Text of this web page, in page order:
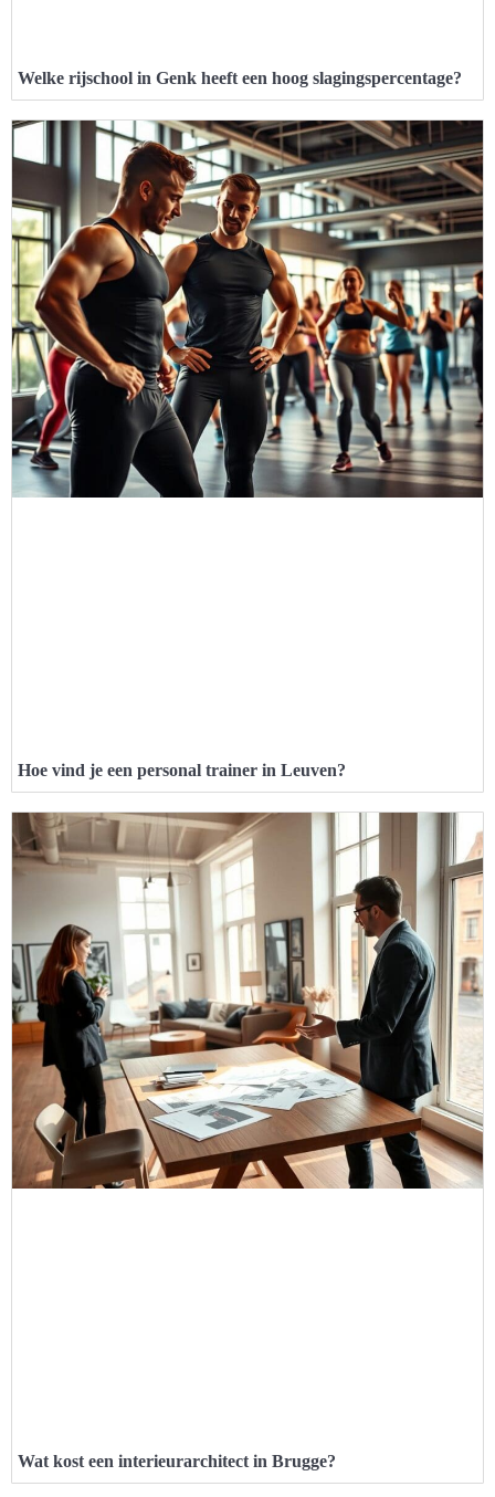
Welke rijschool in Genk heeft een hoog slagingspercentage?
Hoe vind je een personal trainer in Leuven?
Wat kost een interieurarchitect in Brugge?